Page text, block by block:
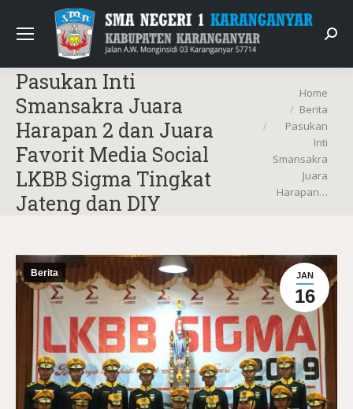
Pasukan Inti
Smansakra Juara
Harapan 2 dan Juara
Favorit Media Social
LKBB Sigma Tingkat
Jateng dan DIY
You are here:
Home
Berita
Pasukan
Inti
Smansakra
Juara
Harapan…
JAN
16
Berita